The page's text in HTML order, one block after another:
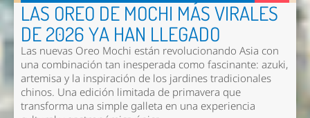
LAS OREO DE MOCHI MÁS VIRALES
DE 2026 YA HAN LLEGADO
Las nuevas Oreo Mochi están revolucionando Asia con
una combinación tan inesperada como fascinante: azuki,
artemisa y la inspiración de los jardines tradicionales
chinos. Una edición limitada de primavera que
transforma una simple galleta en una experiencia